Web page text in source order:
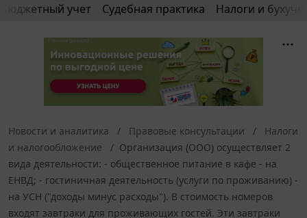
Бюджетный учет Судебная практика Налоги и
Новости и аналитика Правовые консультации
Налоги
и налогообложение
Организация (ООО) осуществляет 2
вида деятельности: - общественное питание в кафе - на
ЕНВД; - гостиничная деятельность (услуги по проживанию) -
на УСН ("доходы минус расходы"). В стоимость номеров
входят завтраки для проживающих гостей. Эти завтраки